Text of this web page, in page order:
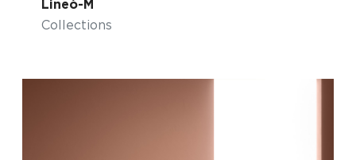
Lineò-M
Collections